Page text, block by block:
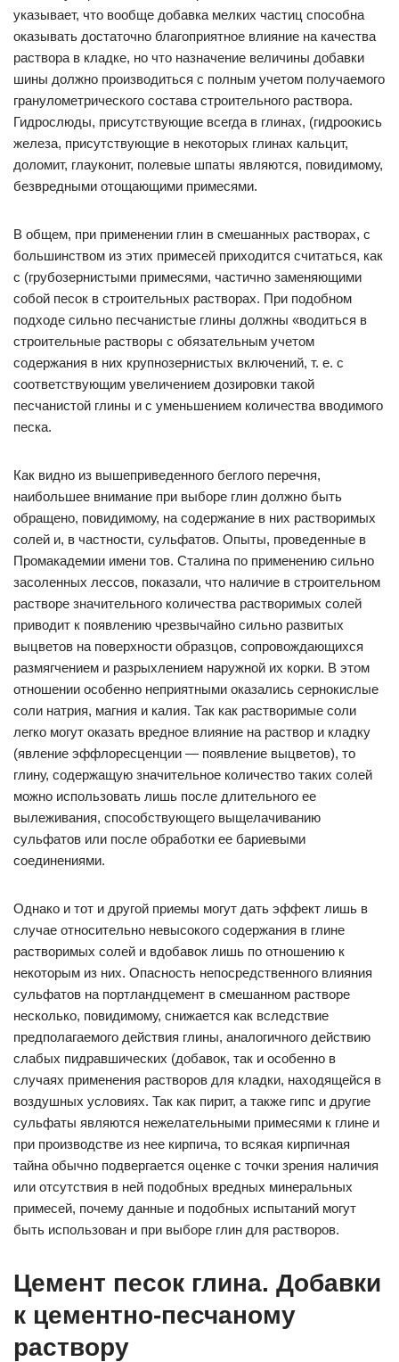
указывает, что вообще добавка мелких частиц способна
оказывать достаточно благоприятное влияние на качества
раствора в кладке, но что назначение величины добавки
шины должно производиться с полным учетом получаемого
гранулометрического состава строительного раствора.
Гидрослюды, присутствующие всегда в глинах, (гидроокись
железа, присутствующие в некоторых глинах кальцит,
доломит, глауконит, полевые шпаты являются, повидимому,
безвредными отощающими примесями.
В общем, при применении глин в смешанных растворах, с
большинством из этих примесей приходится считаться, как
с (грубозернистыми примесями, частично заменяющими
собой песок в строительных растворах. При подобном
подходе сильно песчанистые глины должны «водиться в
строительные растворы с обязательным учетом
содержания в них крупнозернистых включений, т. е. с
соответствующим увеличением дозировки такой
песчанистой глины и с уменьшением количества вводимого
песка.
Как видно из вышеприведенного беглого перечня,
наибольшее внимание при выборе глин должно быть
обращено, повидимому, на содержание в них растворимых
солей и, в частности, сульфатов. Опыты, проведенные в
Промакадемии имени тов. Сталина по применению сильно
засоленных лессов, показали, что наличие в строительном
растворе значительного количества растворимых солей
приводит к появлению чрезвычайно сильно развитых
выцветов на поверхности образцов, сопровождающихся
размягчением и разрыхлением наружной их корки. В этом
отношении особенно неприятными оказались сернокислые
соли натрия, магния и калия. Так как растворимые соли
легко могут оказать вредное влияние на раствор и кладку
(явление эффлоресценции — появление выцветов), то
глину, содержащую значительное количество таких солей
можно использовать лишь после длительного ее
вылеживания, способствующего выщелачиванию
сульфатов или после обработки ее бариевыми
соединениями.
Однако и тот и другой приемы могут дать эффект лишь в
случае относительно невысокого содержания в глине
растворимых солей и вдобавок лишь по отношению к
некоторым из них. Опасность непосредственного влияния
сульфатов на портландцемент в смешанном растворе
несколько, повидимому, снижается как вследствие
предполагаемого действия глины, аналогичного действию
слабых пидравшических (добавок, так и особенно в
случаях применения растворов для кладки, находящейся в
воздушных условиях. Так как пирит, а также гипс и другие
сульфаты являются нежелательными примесями к глине и
при производстве из нее кирпича, то всякая кирпичная
тайна обычно подвергается оценке с точки зрения наличия
или отсутствия в ней подобных вредных минеральных
примесей, почему данные и подобных испытаний могут
быть использован и при выборе глин для растворов.
Цемент песок глина. Добавки
к цементно-песчаному
раствору